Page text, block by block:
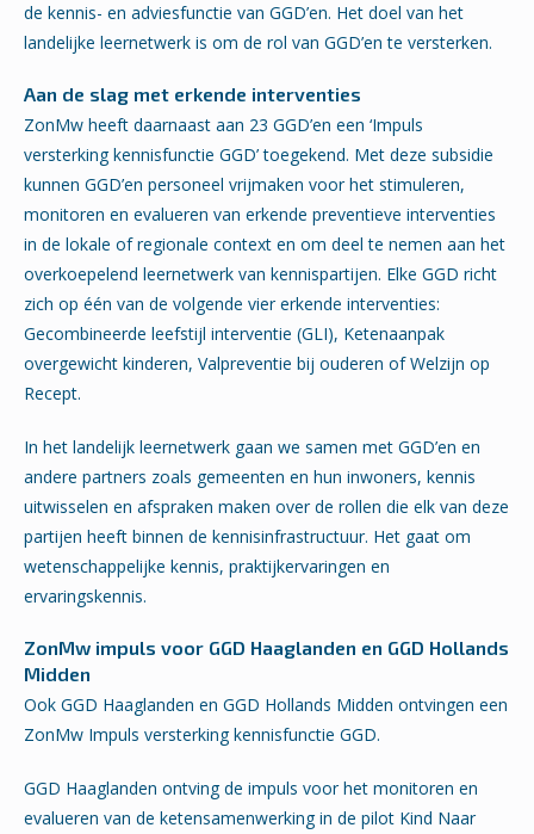
de kennis- en adviesfunctie van GGD’en. Het doel van het
landelijke leernetwerk is om de rol van GGD’en te versterken.
Aan de slag met erkende interventies
ZonMw heeft daarnaast aan 23 GGD’en een ‘Impuls
versterking kennisfunctie GGD’ toegekend. Met deze subsidie
kunnen GGD’en personeel vrijmaken voor het stimuleren,
monitoren en evalueren van erkende preventieve interventies
in de lokale of regionale context en om deel te nemen aan het
overkoepelend leernetwerk van kennispartijen. Elke GGD richt
zich op één van de volgende vier erkende interventies:
Gecombineerde leefstijl interventie (GLI), Ketenaanpak
overgewicht kinderen, Valpreventie bij ouderen of Welzijn op
Recept.
In het landelijk leernetwerk gaan we samen met GGD’en en
andere partners zoals gemeenten en hun inwoners, kennis
uitwisselen en afspraken maken over de rollen die elk van deze
partijen heeft binnen de kennisinfrastructuur. Het gaat om
wetenschappelijke kennis, praktijkervaringen en
ervaringskennis.
ZonMw impuls voor GGD Haaglanden en GGD Hollands
Midden
Ook GGD Haaglanden en GGD Hollands Midden ontvingen een
ZonMw Impuls versterking kennisfunctie GGD.
GGD Haaglanden ontving de impuls voor het monitoren en
evalueren van de ketensamenwerking in de pilot Kind Naar